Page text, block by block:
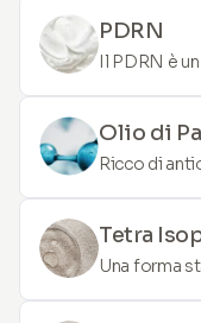
PDRN
Il PDRN è
derivato dal
la texture
l’aspetto
Olio di
Ricco di
idrata
danni
Tetra
Una forma
che penetra